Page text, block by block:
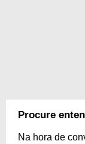
Procure
Na hora de